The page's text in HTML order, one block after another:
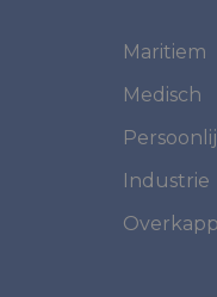
Maritiem
Medisch
Industrie